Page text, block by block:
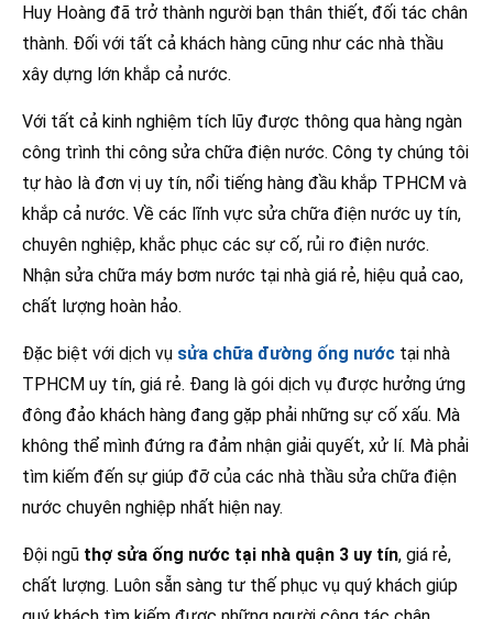
Huy Hoàng đã trở thành người bạn thân thiết, đối tác chân
thành. Đối với tất cả khách hàng cũng như các nhà thầu
xây dựng lớn khắp cả nước.
Với tất cả kinh nghiệm tích lũy được thông qua hàng ngàn
công trình thi công sửa chữa điện nước. Công ty chúng tôi
tự hào là đơn vị uy tín, nổi tiếng hàng đầu khắp TPHCM và
khắp cả nước. Về các lĩnh vực sửa chữa điện nước uy tín,
chuyên nghiệp, khắc phục các sự cố, rủi ro điện nước.
Nhận sửa chữa máy bơm nước tại nhà giá rẻ, hiệu quả cao,
chất lượng hoàn hảo.
Đặc biệt với dịch vụ sửa chữa đường ống nước tại nhà
TPHCM uy tín, giá rẻ. Đang là gói dịch vụ được hưởng ứng
đông đảo khách hàng đang gặp phải những sự cố xấu. Mà
không thể mình đứng ra đảm nhận giải quyết, xử lí. Mà phải
tìm kiếm đến sự giúp đỡ của các nhà thầu sửa chữa điện
nước chuyên nghiệp nhất hiện nay.
Đội ngũ thợ sửa ống nước tại nhà quận 3 uy tín, giá rẻ,
chất lượng. Luôn sẵn sàng tư thế phục vụ quý khách giúp